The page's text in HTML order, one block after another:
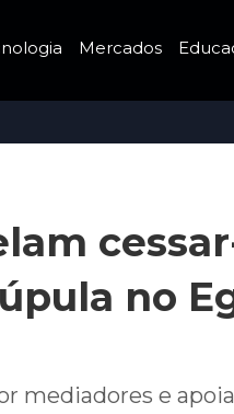
Mercados
no
mediadores e